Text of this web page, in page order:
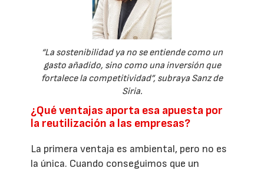
“La sostenibilidad ya no se entiende como un
gasto añadido, sino como una inversión que
fortalece la competitividad”, subraya Sanz de
Siria.
¿Qué ventajas aporta esa apuesta por
la reutilización a las empresas?
La primera ventaja es ambiental, pero no es
la única. Cuando conseguimos que un